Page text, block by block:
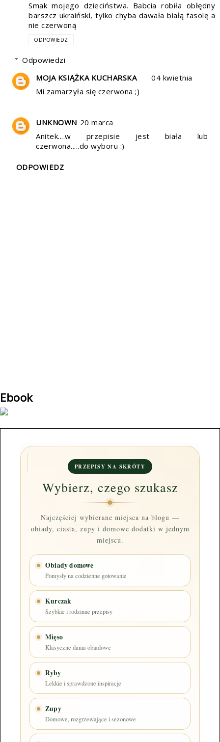
Smak mojego dzieciństwa. Babcia robiła obłędny
barszcz ukraiński, tylko chyba dawała białą fasolę a
nie czerwoną
ODPOWIEDZ
Odpowiedzi
MOJA KSIĄŻKA KUCHARSKA
04 kwietnia
Mi zamarzyła się czerwona ;)
UNKNOWN 20 marca
Anitek....w przepisie jest biała lub
czerwona.....do wyboru :)
ODPOWIEDZ
Ebook
PRZEPISY NA SKRÓTY
Wybierz, czego szukasz
Najczęściej wybierane miejsca na blogu —
obiady, ciasta, zupy i domowe dodatki w jednym
miejscu.
Obiady domowe
Pomysły na codzienne gotowanie
Kurczak
Szybkie i rodzinne przepisy
Mięso
Klasyczne dania obiadowe
Ryby
Lekkie i sprawdzone inspiracje
Zupy
Domowe, rozgrzewające i sezonowe